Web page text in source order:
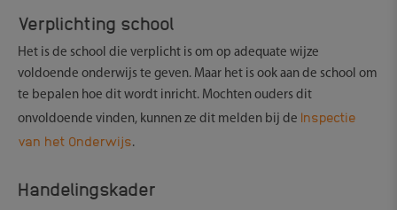
Verplichting school
Het is de school die verplicht is om op adequate wijze
voldoende onderwijs te geven. Maar het is ook aan de school om
te bepalen hoe dit wordt inricht. Mochten ouders dit
onvoldoende vinden, kunnen ze dit melden bij de Inspectie
van het Onderwijs.
Handelingskader